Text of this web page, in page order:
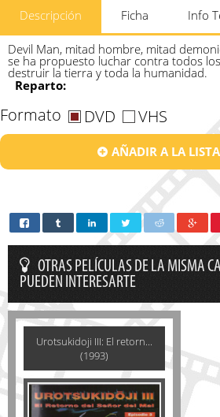
Descripción Ficha Info
Devil Man, mitad hombre, mitad
se ha propuesto luchar contra todos
destruir la tierra y toda la humanidad.
Reparto:
Formato DVD VHS
AÑADIR A LA LISTA
OTRAS PELÍCULAS DE LA MISMA
PUEDEN INTERESARTE
Urotsukidoji III: El retorn...
(1993)